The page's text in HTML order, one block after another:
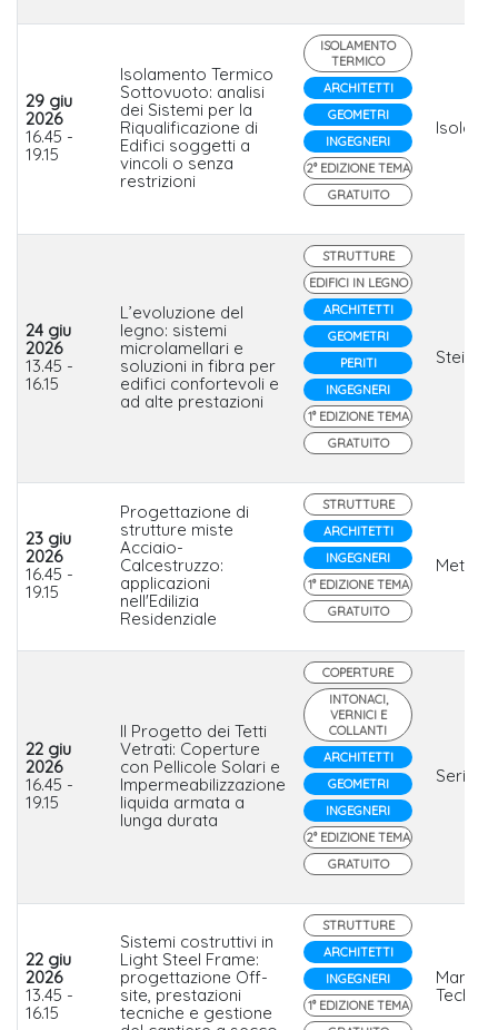
29 giu
2026
16.45 -
19.15
Isolamento Termico
Sottovuoto: analisi
dei Sistemi per la
Riqualificazione di
Edifici soggetti a
vincoli o senza
restrizioni
ISOLAMENTO
TERMICO
ARCHITETTI
GEOMETRI
INGEGNERI
2° EDIZIONE TEMA
GRATUITO
Isolcore
24 giu
2026
13.45 -
16.15
L’evoluzione del
legno: sistemi
microlamellari e
soluzioni in fibra per
edifici confortevoli e
ad alte prestazioni
STRUTTURE
EDIFICI IN LEGNO
ARCHITETTI
GEOMETRI
PERITI
INGEGNERI
1° EDIZIONE TEMA
GRATUITO
Steico
23 giu
2026
16.45 -
19.15
Progettazione di
strutture miste
Acciaio-
Calcestruzzo:
applicazioni
nell'Edilizia
Residenziale
STRUTTURE
ARCHITETTI
INGEGNERI
1° EDIZIONE TEMA
GRATUITO
Metal.Ri
22 giu
2026
16.45 -
19.15
Il Progetto dei Tetti
Vetrati: Coperture
con Pellicole Solari e
Impermeabilizzazione
liquida armata a
lunga durata
COPERTURE
INTONACI,
VERNICI E
COLLANTI
ARCHITETTI
GEOMETRI
INGEGNERI
2° EDIZIONE TEMA
GRATUITO
22 giu
2026
13.45 -
16.15
Sistemi costruttivi in
Light Steel Frame:
progettazione Off-
site, prestazioni
tecniche e gestione
STRUTTURE
ARCHITETTI
INGEGNERI
1° EDIZIONE TEMA
Manni
Tech